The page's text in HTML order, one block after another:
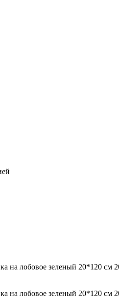
на лобовое зеленый 20*120 см
на лобовое зеленый 20*120 см